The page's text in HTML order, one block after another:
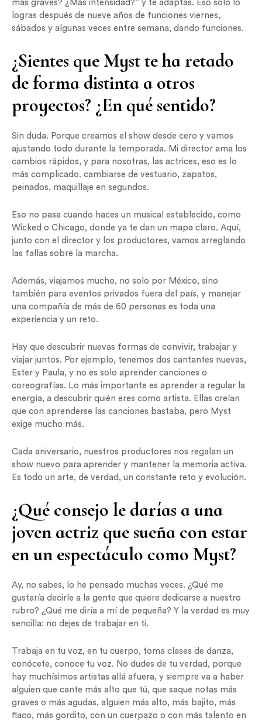
más graves? ¿Más intensidad?” y te adaptas. Eso solo lo
logras después de nueve años de funciones viernes,
sábados y algunas veces entre semana, dando funciones.
¿Sientes que Myst te ha retado
de forma distinta a otros
proyectos? ¿En qué sentido?
Sin duda. Porque creamos el show desde cero y vamos
ajustando todo durante la temporada. Mi director ama los
cambios rápidos, y para nosotras, las actrices, eso es lo
más complicado. cambiarse de vestuario, zapatos,
peinados, maquillaje en segundos.
Eso no pasa cuando haces un musical establecido, como
Wicked o Chicago, donde ya te dan un mapa claro. Aquí,
junto con el director y los productores, vamos arreglando
las fallas sobre la marcha.
Además, viajamos mucho, no solo por México, sino
también para eventos privados fuera del país, y manejar
una compañía de más de 60 personas es toda una
experiencia y un reto.
Hay que descubrir nuevas formas de convivir, trabajar y
viajar juntos. Por ejemplo, tenemos dos cantantes nuevas,
Ester y Paula, y no es solo aprender canciones o
coreografías. Lo más importante es aprender a regular la
energía, a descubrir quién eres como artista. Ellas creían
que con aprenderse las canciones bastaba, pero Myst
exige mucho más.
Cada aniversario, nuestros productores nos regalan un
show nuevo para aprender y mantener la memoria activa.
Es todo un arte, de verdad, un constante reto y evolución.
¿Qué consejo le darías a una
joven actriz que sueña con estar
en un espectáculo como Myst?
Ay, no sabes, lo he pensado muchas veces. ¿Qué me
gustaría decirle a la gente que quiere dedicarse a nuestro
rubro? ¿Qué me diría a mí de pequeña? Y la verdad es muy
sencilla: no dejes de trabajar en ti.
Trabaja en tu voz, en tu cuerpo, toma clases de danza,
conócete, conoce tu voz. No dudes de tu verdad, porque
hay muchísimos artistas allá afuera, y siempre va a haber
alguien que cante más alto que tú, que saque notas más
graves o más agudas, alguien más alto, más bajito, más
flaco, más gordito, con un cuerpazo o con más talento en